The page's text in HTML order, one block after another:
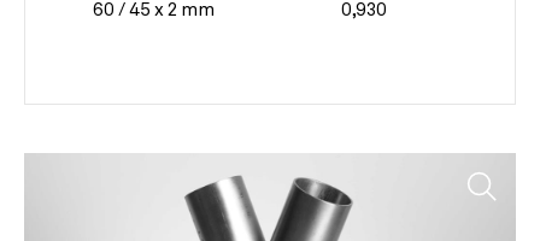
60 / 45 x 2 mm 0,930